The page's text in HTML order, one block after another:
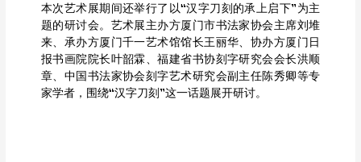
本次艺术展期间还举行了以“汉字刀刻的承上启下”为主
题的研讨会。艺术展主办方厦门市书法家协会主席刘堆
来、承办方厦门千一艺术馆馆长王丽华、协办方厦门日
报书画院院长叶韶霖、福建省书协刻字研究会会长洪顺
章、中国书法家协会刻字艺术研究会副主任陈秀卿等专
家学者，围绕“汉字刀刻”这一话题展开研讨。